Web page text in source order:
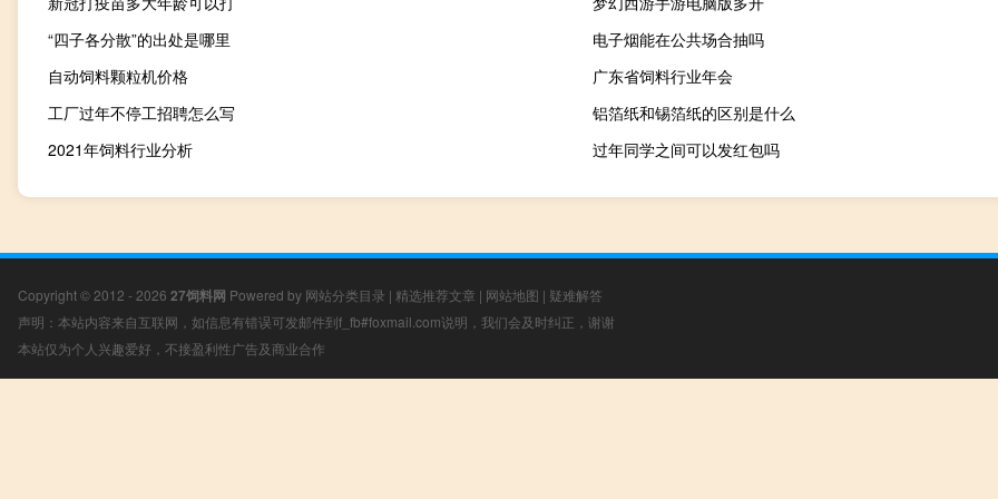
“四子各分散”的出处是哪里
电子烟能在公共场合抽吗
自动饲料颗粒机价格
广东省饲料行业年会
工厂过年不停工招聘怎么写
铝箔纸和锡箔纸的区别是什么
2021年饲料行业分析
过年同学之间可以发红包吗
Copyright © 2012 - 2026 27饲料网 Powered by 网站分类目录 | 精选推荐文章 | 网站地图 | 疑难解答
声明：本站内容来自互联网，如信息有错误可发邮件到f_fb#foxmail.com说明，我们会及时纠正，谢谢
本站仅为个人兴趣爱好，不接盈利性广告及商业合作